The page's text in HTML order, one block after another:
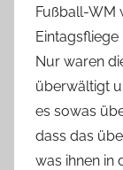
Fußball-WM
Nur waren
überwältigt
es sowas
dass das
was ihnen in